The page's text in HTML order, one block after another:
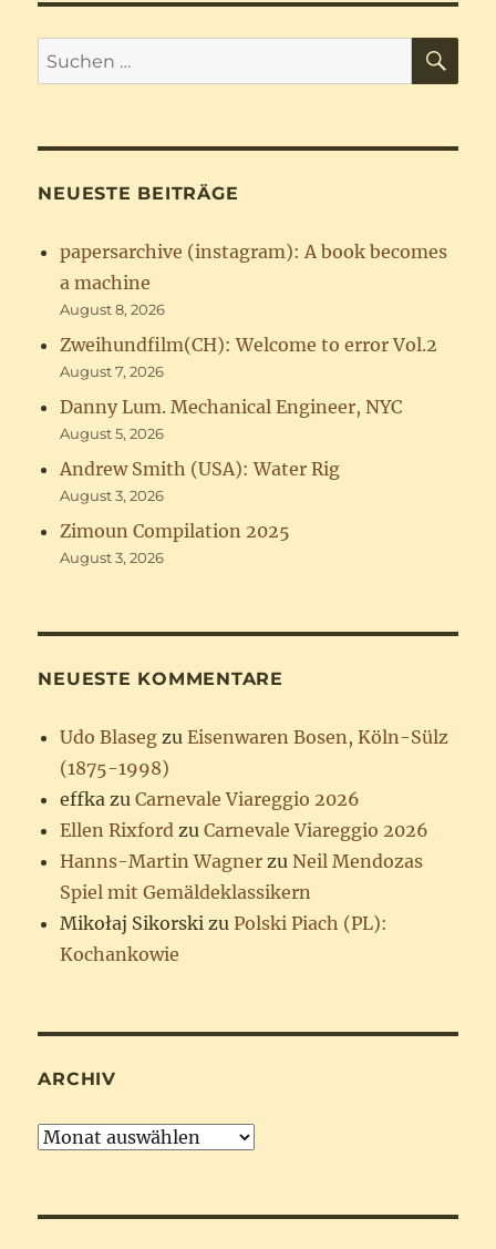
Suchen
nach:
NEUESTE BEITRÄGE
papersarchive (instagram): A book becomes
a machine
August 8, 2026
Zweihundfilm(CH): Welcome to error Vol.2
August 7, 2026
Danny Lum. Mechanical Engineer, NYC
August 5, 2026
Andrew Smith (USA): Water Rig
August 3, 2026
Zimoun Compilation 2025
August 3, 2026
NEUESTE KOMMENTARE
Udo Blaseg zuEisenwaren Bosen, Köln-Sülz
(1875-1998)
effka zuCarnevale Viareggio 2026
Ellen Rixford zuCarnevale Viareggio 2026
Hanns-Martin Wagner zuNeil Mendozas
Spiel mit Gemäldeklassikern
Mikołaj Sikorski zuPolski Piach (PL):
Kochankowie
ARCHIV
Archiv